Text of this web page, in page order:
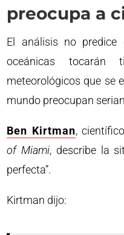
preocupa a
El análisis no predice
oceánicas tocarán
meteorológicos que se
mundo preocupan
Ben Kirtman,
of Miami, describe la
perfecta”.
Kirtman dijo: